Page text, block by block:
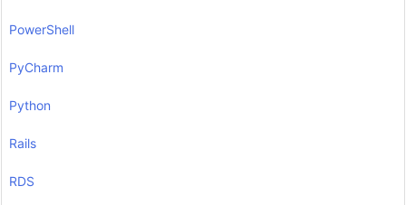
PowerShell
PyCharm
Python
Rails
RDS